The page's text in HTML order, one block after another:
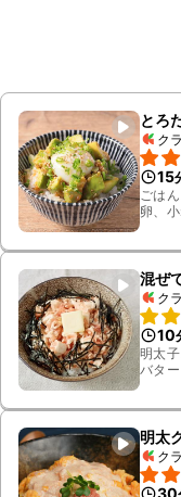
とろ
ク
15
ごは
卵、
混ぜ
ク
10
明太
バター
明太
ク
30